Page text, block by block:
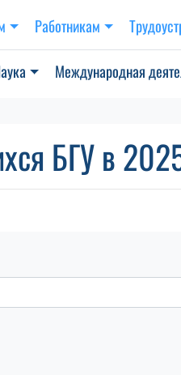
Работникам
Международная
БГУ в